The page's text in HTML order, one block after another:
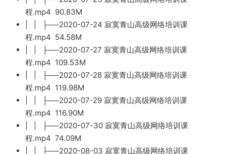
程.mp4 90.83M
| | ├──2020-07-24 寂寞青山高级网络培训课
程.mp4 54.58M
| | ├──2020-07-27 寂寞青山高级网络培训课
程.mp4 109.53M
| | ├──2020-07-28 寂寞青山高级网络培训课
程.mp4 119.98M
| | ├──2020-07-29 寂寞青山高级网络培训课
程.mp4 116.90M
| | ├──2020-07-30 寂寞青山高级网络培训课
程.mp4 74.09M
| | ├──2020-08-03 寂寞青山高级网络培训课